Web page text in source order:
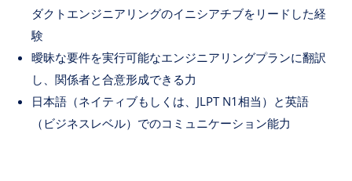
ダクトエンジニアリングのイニシアチブをリードした経
験
曖昧な要件を実行可能なエンジニアリングプランに翻訳
し、関係者と合意形成できる力
日本語（ネイティブもしくは、JLPT N1相当）と英語
（ビジネスレベル）でのコミュニケーション能力